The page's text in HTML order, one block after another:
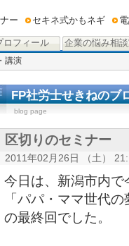
ロフィール 企業の悩み相
ー セキネ式かもネギ
講演
FP社労士せきねのブ
blog page
区切りのセミナー
2011年02月26日 （土）
今日は、新潟市内で
「パパ・ママ世代
の最終回でした。